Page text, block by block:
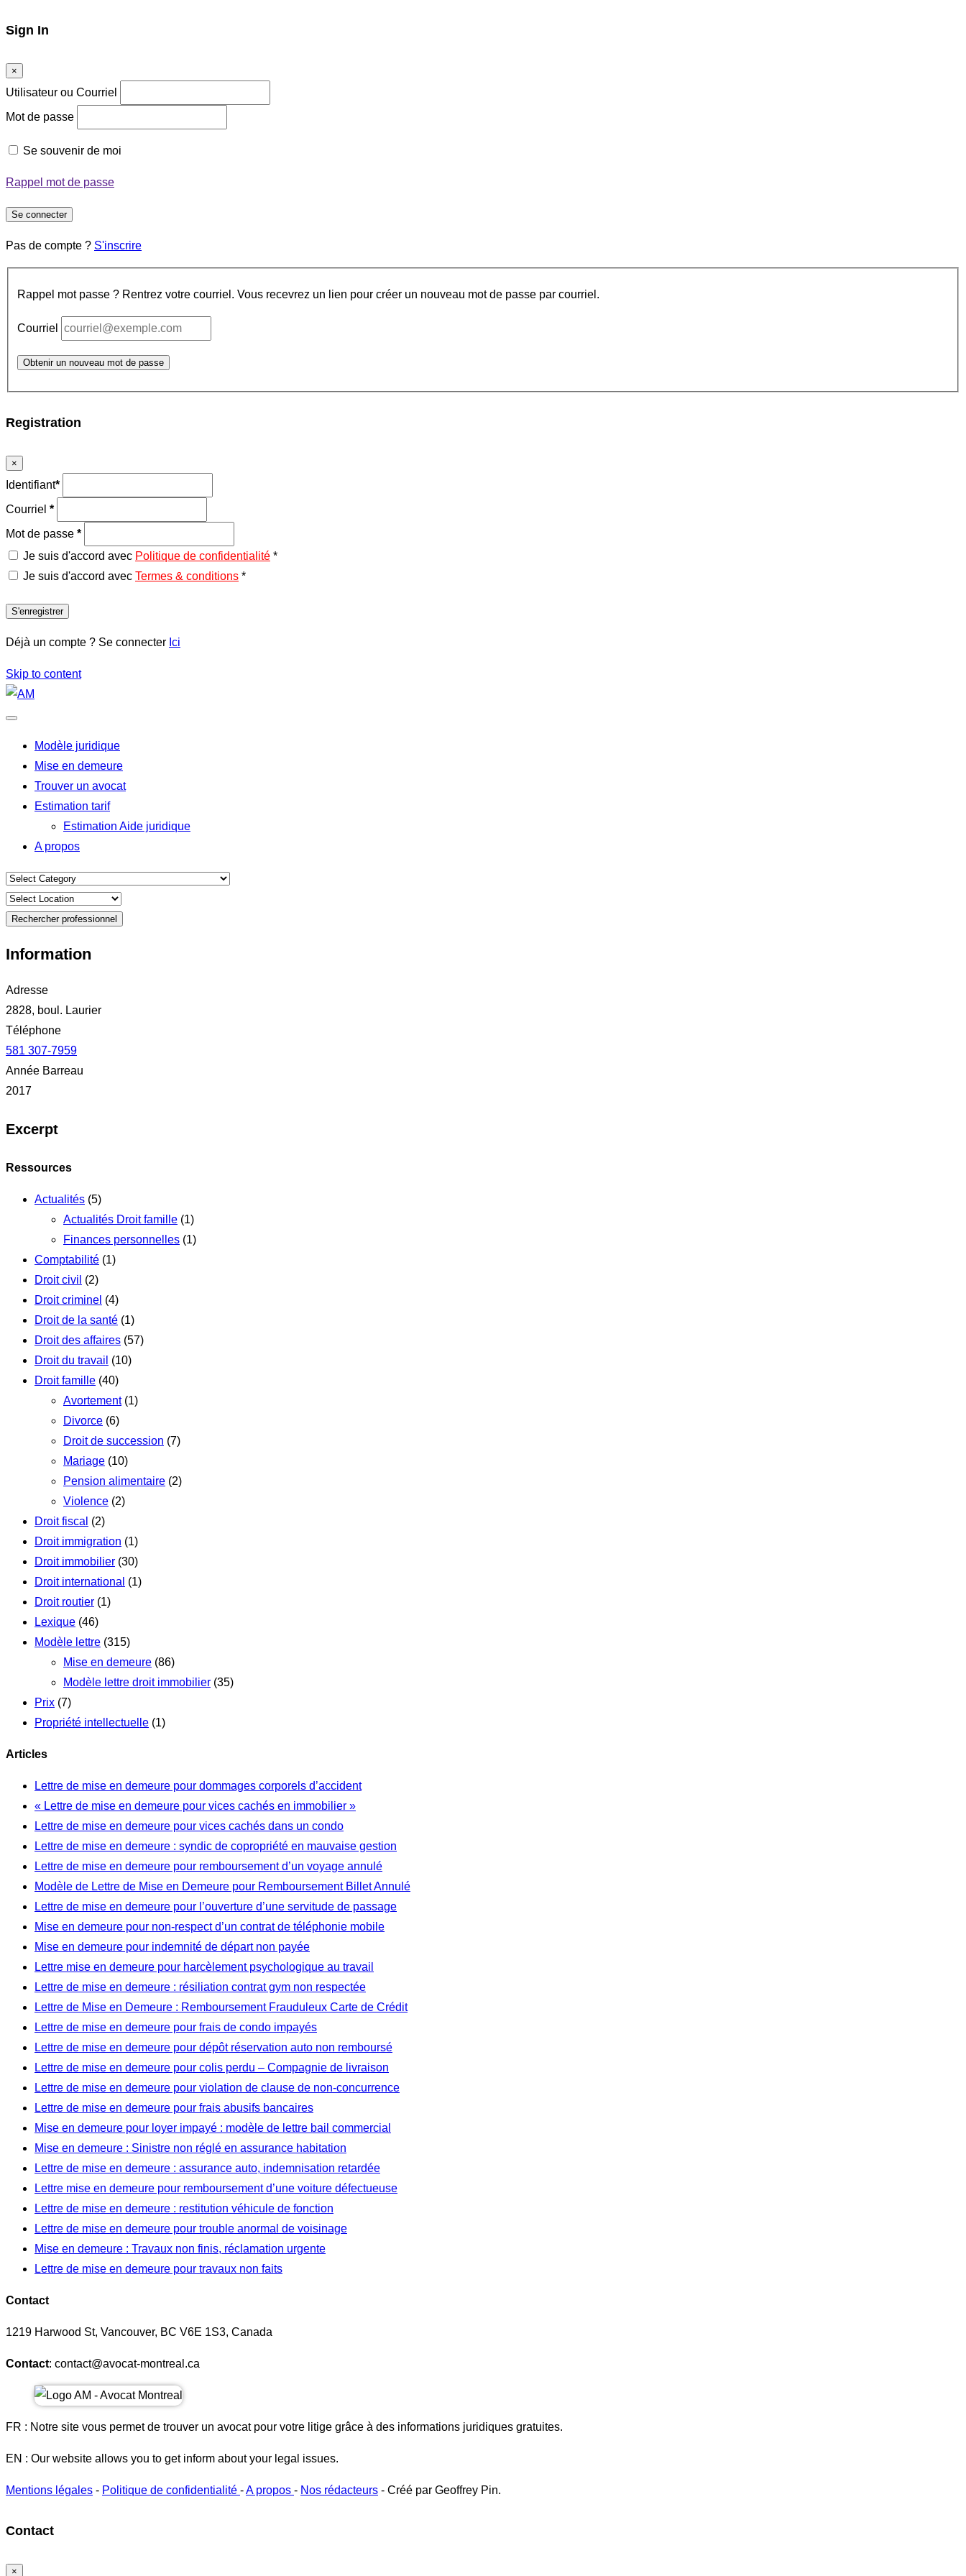
Sign In
×
Utilisateur ou Courriel
Mot de passe
Se souvenir de moi
Rappel mot de passe
Se connecter
Pas de compte ? S'inscrire
Rappel mot passe ? Rentrez votre courriel. Vous recevrez un lien pour créer un nouveau mot de passe par courriel.
Courriel
Obtenir un nouveau mot de passe
Registration
×
Identifiant*
Courriel *
Mot de passe *
Je suis d'accord avec Politique de confidentialité *
Je suis d'accord avec Termes & conditions *
S'enregistrer
Déjà un compte ? Se connecter Ici
Skip to content
Modèle juridique
Mise en demeure
Trouver un avocat
Estimation tarif
Estimation Aide juridique
A propos
Rechercher professionnel
Information
Adresse
2828, boul. Laurier
Téléphone
581 307-7959
Année Barreau
2017
Excerpt
Ressources
Actualités (5)
Actualités Droit famille (1)
Finances personnelles (1)
Comptabilité (1)
Droit civil (2)
Droit criminel (4)
Droit de la santé (1)
Droit des affaires (57)
Droit du travail (10)
Droit famille (40)
Avortement(1)
Divorce (6)
Droit de succession (7)
Mariage (10)
Pension alimentaire (2)
Violence (2)
Droit fiscal (2)
Droit immigration (1)
Droit immobilier (30)
Droit international (1)
Droit routier (1)
Lexique (46)
Modèle lettre (315)
Mise en demeure (86)
Modèle lettre droit immobilier (35)
Prix (7)
Propriété intellectuelle (1)
Articles
Lettre de mise en demeure pour dommages corporels d’accident
« Lettre de mise en demeure pour vices cachés en immobilier »
Lettre de mise en demeure pour vices cachés dans un condo
Lettre de mise en demeure : syndic de copropriété en mauvaise gestion
Lettre de mise en demeure pour remboursement d’un voyage annulé
Modèle de Lettre de Mise en Demeure pour Remboursement Billet Annulé
Lettre de mise en demeure pour l’ouverture d’une servitude de passage
Mise en demeure pour non-respect d’un contrat de téléphonie mobile
Mise en demeure pour indemnité de départ non payée
Lettre mise en demeure pour harcèlement psychologique au travail
Lettre de mise en demeure : résiliation contrat gym non respectée
Lettre de Mise en Demeure : Remboursement Frauduleux Carte de Crédit
Lettre de mise en demeure pour frais de condo impayés
Lettre de mise en demeure pour dépôt réservation auto non remboursé
Lettre de mise en demeure pour colis perdu – Compagnie de livraison
Lettre de mise en demeure pour violation de clause de non-concurrence
Lettre de mise en demeure pour frais abusifs bancaires
Mise en demeure pour loyer impayé : modèle de lettre bail commercial
Mise en demeure : Sinistre non réglé en assurance habitation
Lettre de mise en demeure : assurance auto, indemnisation retardée
Lettre mise en demeure pour remboursement d’une voiture défectueuse
Lettre de mise en demeure : restitution véhicule de fonction
Lettre de mise en demeure pour trouble anormal de voisinage
Mise en demeure : Travaux non finis, réclamation urgente
Lettre de mise en demeure pour travaux non faits
Contact
1219 Harwood St, Vancouver, BC V6E 1S3, Canada
Contact: contact@avocat-montreal.ca
FR : Notre site vous permet de trouver un avocat pour votre litige grâce à des informations juridiques gratuites.
EN : Our website allows you to get inform about your legal issues.
Mentions légales - Politique de confidentialité -A propos - Nos rédacteurs - Créé par Geoffrey Pin.
Contact
×